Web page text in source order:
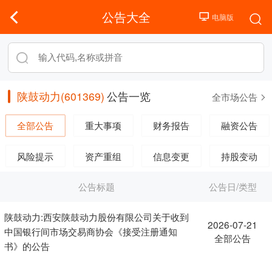
公告大全
陕鼓动力(601369) 公告一览 全市场公告
全部公告 重大事项 财务报告 融资公告
风险提示 资产重组 信息变更 持股变动
公告标题 公告日/类型
陕鼓动力:西安陕鼓动力股份有限公司关于收到
中国银行间市场交易商协会《接受注册通知
书》的公告
2026-07-21
全部公告